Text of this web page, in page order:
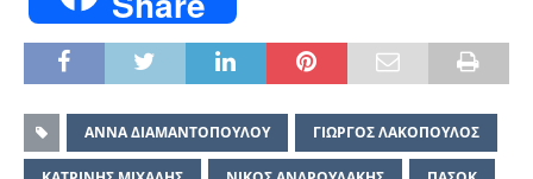
ΑΝΝΑ ΔΙΑΜΑΝΤΟΠΟΥΛΟΥ ΓΙΩΡΓΟΣ ΛΑΚΟΠΟΥΛΟΣ